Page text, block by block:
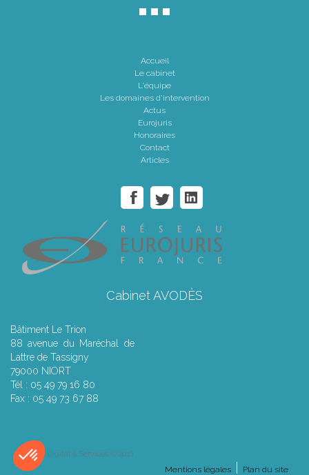
Accueil
Le cabinet
L'équipe
Les domaines d'intervention
Actus
Eurojuris
Honoraires
Contact
Articles
Cabinet AVODÈS
Bâtiment Le Trion
88 avenue du Maréchal de
Lattre de Tassigny
79000 NIORT
Tél : 05 49 79 16 80
Fax : 05 49 73 67 88
Septeo Digital & Services © 2016
Plan du site
Mentions légales